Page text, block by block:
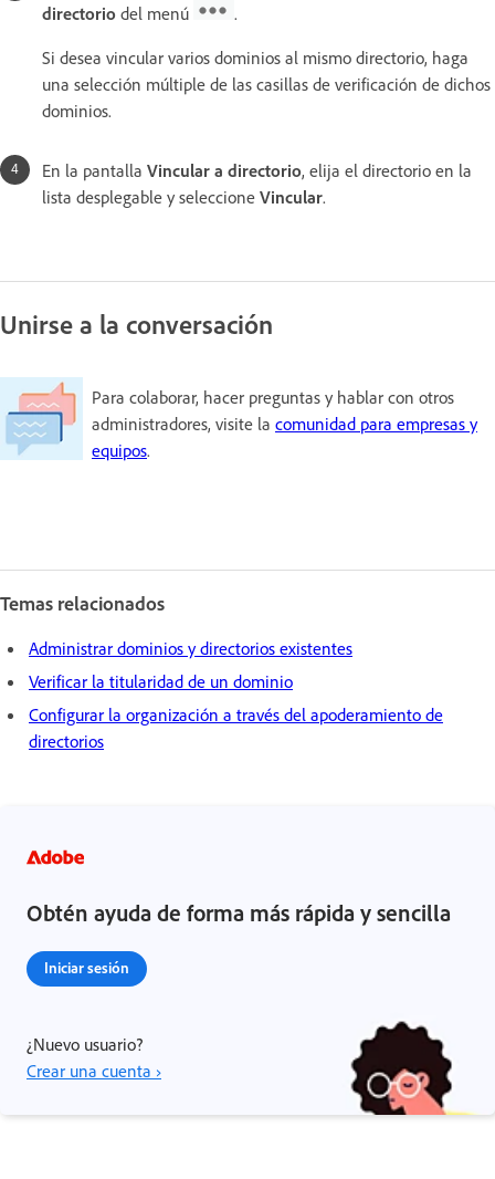
directorio del menú
.
Si desea vincular varios dominios al mismo directorio, haga
una selección múltiple de las casillas de verificación de dichos
dominios.
En la pantalla Vincular a directorio, elija el directorio en la
lista desplegable y seleccione Vincular.
Unirse a la conversación
Para colaborar, hacer preguntas y hablar con otros
administradores, visite la comunidad para empresas y
equipos.
Temas relacionados
Administrar dominios y directorios existentes
Verificar la titularidad de un dominio
Configurar la organización a través del apoderamiento de
directorios
Obtén ayuda de forma más rápida y sencilla
Iniciar sesión
¿Nuevo usuario?
Crear una cuenta ›